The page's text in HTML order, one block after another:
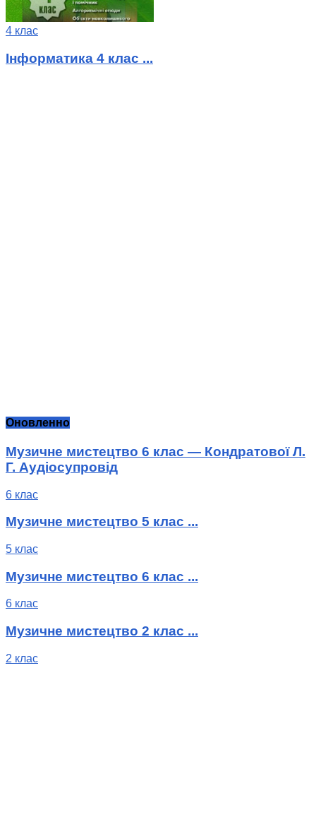
4 клас
Інформатика 4 клас ...
Оновленно
Музичне мистецтво 6 клас — Кондратової Л.
Г. Аудіосупровід
6 клас
Музичне мистецтво 5 клас ...
5 клас
Музичне мистецтво 6 клас ...
6 клас
Музичне мистецтво 2 клас ...
2 клас